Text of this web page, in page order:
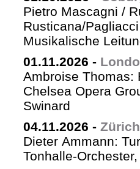
Pietro Mascagni /
Rusticana/
Musikalische
01.11.2026 -
Ambroise Thomas:
Chelsea Opera
Swinard
04.11.2026 -
Dieter Ammann:
Tonhalle-